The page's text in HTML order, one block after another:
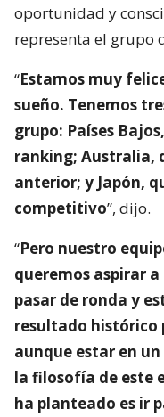
oportunidad y
representa el grupo
“Estamos muy
sueño. Tenemos
grupo: Países
ranking; Australia,
anterior; y Japón,
competitivo”, dijo.
“Pero nuestro
queremos aspirar
pasar de ronda y
resultado histórico
aunque estar en
la filosofía de este
ha planteado es ir